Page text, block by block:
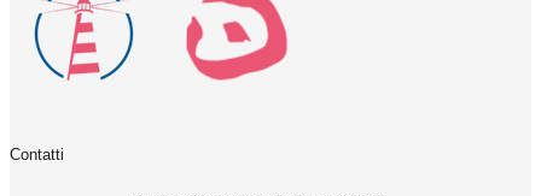
Contatti